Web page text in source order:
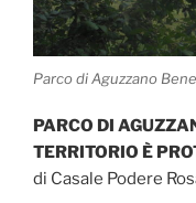
Parco di Aguzzano
PARCO DI
TERRITORIO È
di Casale Podere